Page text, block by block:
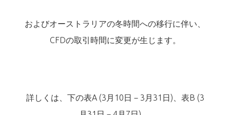
およびオーストラリアの冬時間への移行に伴い、
CFDの取引時間に変更が生じます。
詳しくは、下の表A (3月10日－3月31日)、表B (3